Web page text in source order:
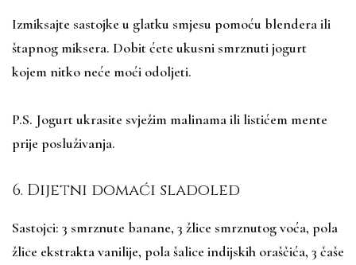
Izmiksajte sastojke u glatku smjesu pomoću blendera ili
štapnog miksera. Dobit ćete ukusni smrznuti jogurt
kojem nitko neće moći odoljeti.
P.S. Jogurt ukrasite svježim malinama ili listićem mente
prije posluživanja.
6. Dijetni domaći sladoled
Sastojci: 3 smrznute banane, 3 žlice smrznutog voća, pola
žlice ekstrakta vanilije, pola šalice indijskih oraščića, 3 čaše